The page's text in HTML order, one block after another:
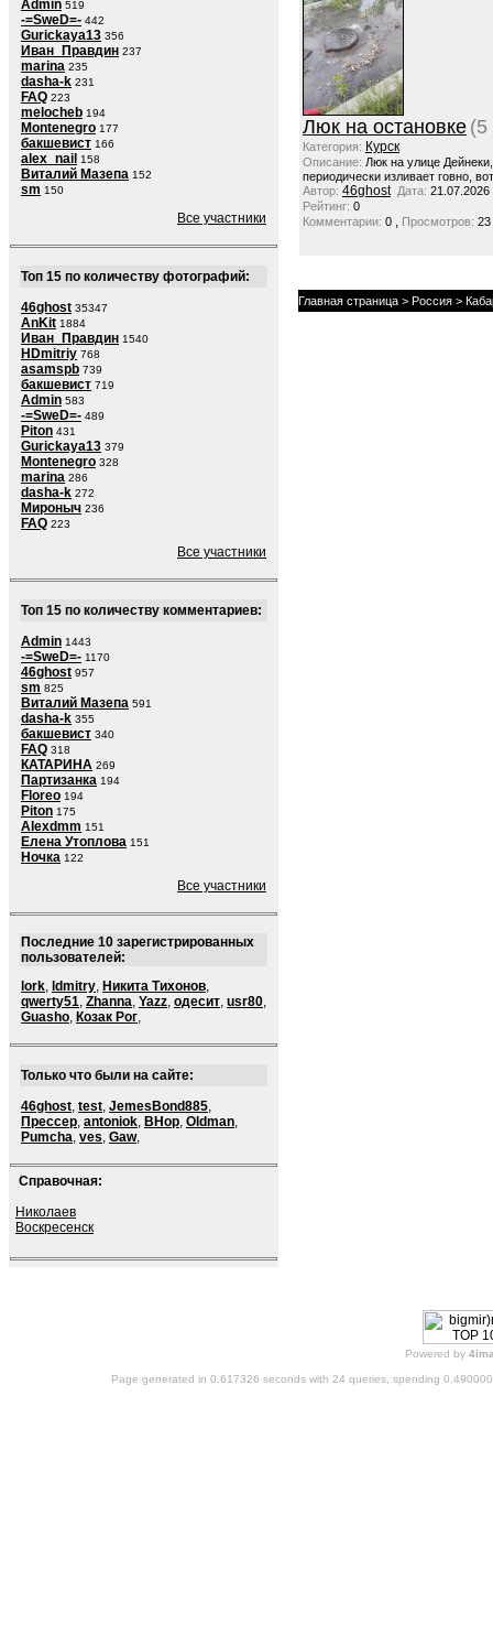
Admin 519
-=SweD=- 442
Gurickaya13 356
Иван_Правдин 237
marina 235
dasha-k 231
FAQ 223
melocheb 194
Montenegro 177
бакшевист 166
alex_nail 158
Виталий Мазепа 152
sm 150
Все участники
Топ 15 по количеству фотографий:
46ghost 35347
AnKit 1884
Иван_Правдин 1540
HDmitriy 768
asamspb 739
бакшевист 719
Admin 583
-=SweD=- 489
Piton 431
Gurickaya13 379
Montenegro 328
marina 286
dasha-k 272
Мироныч 236
FAQ 223
Все участники
Топ 15 по количеству комментариев:
Admin 1443
-=SweD=- 1170
46ghost 957
sm 825
Виталий Мазепа 591
dasha-k 355
бакшевист 340
FAQ 318
КАТАРИНА 269
Партизанка 194
Floreo 194
Piton 175
Alexdmm 151
Елена Утоплова 151
Ночка 122
Все участники
Последние 10 зарегистрированных
пользователей:
lork, ldmitry, Никита Тихонов,
qwerty51, Zhanna, Yazz, одесит, usr80,
Guasho, Козак Рог,
Только что были на сайте:
46ghost, test, JemesBond885,
Прессер, antoniok, BHop, Oldman,
Pumcha, ves, Gaw,
Справочная:
Николаев
Воскресенск
Люк на остановке (5
Категория: Курск
Описание: Люк на улице
периодически изливает говно,
Автор: 46ghost Дата: 21.07.2026
Рейтинг: 0
Комментарии: 0 , Просмотров: 23
Главная страница > Россия >
Powered by
Page generated in 0.617326 seconds with 24 queries, spending